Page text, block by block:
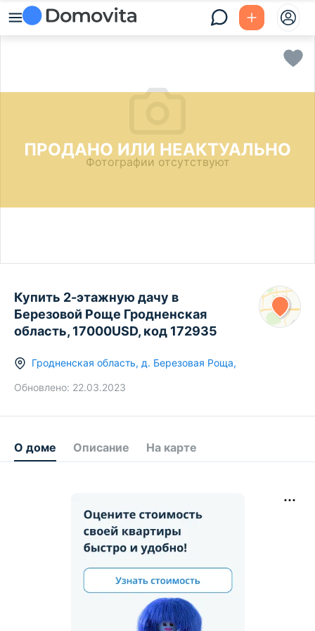
ПРОДАНО ИЛИ НЕАКТУАЛЬНО
Фотографии отсутствуют
Купить 2-этажную дачу в
Березовой Роще Гродненская
область, 17000USD, код 172935
Гродненская область, д. Березовая Роща,
Обновлено: 22.03.2023
О доме Описание На карте